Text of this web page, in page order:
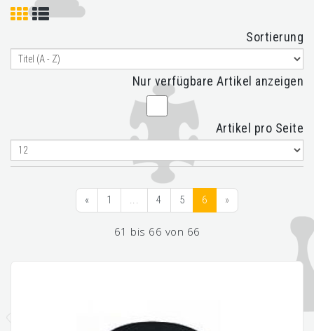
Sortierung
Nur verfügbare Artikel anzeigen
Artikel pro Seite
« 1 ... 4 5 6 »
61 bis 66 von 66